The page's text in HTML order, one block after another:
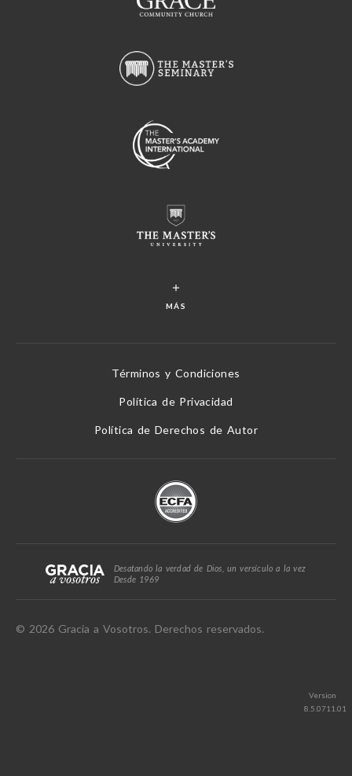
MÁS
Términos y Condiciones
Política de Privacidad
Política de Derechos de Autor
Desatando la verdad de Dios, un versículo a la vez
Desde 1969
© 2026 Gracia a Vosotros. Derechos reservados.
Version
8.5.0711.01